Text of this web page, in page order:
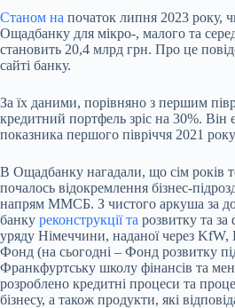
Станом на початок липня 2023 року,
Ощадбанку для мікро-, малого та
становить 20,4 млрд грн. Про це
сайті банку.
За їх даними, порівняно з першим
кредитний портфель зріс на 30%. Він
показника першого півріччя 2021
В Ощадбанку нагадали, що сім років
почалось відокремлення бізнес-
напрям ММСБ. З чистого аркуша за
банку реконструкції та розвитку та за
уряду Німеччини, наданої через KfW,
Фонд (на сьогодні – Фонд розвитку
Франкфуртську школу фінансів та
розроблено кредитні процеси та
бізнесу, а також продукти, які